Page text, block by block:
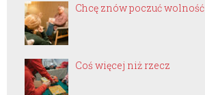
Chcę znów poczuć wolność
Coś więcej niż rzecz